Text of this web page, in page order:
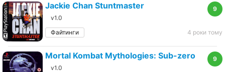
9
Jackie Chan Stuntmaster
v1.0
Файтинги
4 роки тому
9
Mortal Kombat Mythologies: Sub-zero
v1.0